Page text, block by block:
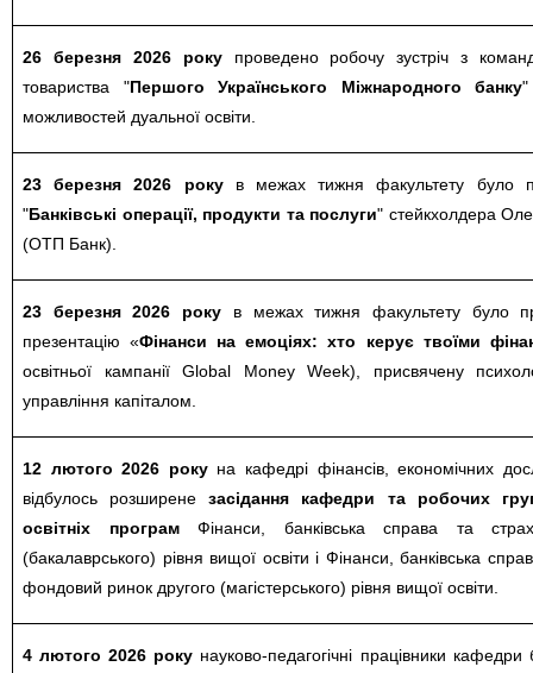
26 березня 2026 рокупроведено робочу зустріч з
товариства "Першого Українського Міжнародного банку"
можливостей дуальної освіти.
23 березня 2026 рокув межах тижня факультету було
"Банківські операції, продукти та послуги" стейкхолдера
(ОТП Банк).
23 березня 2026 року в межах тижня факультету було
презентацію «Фінанси на емоціях: хто керує твоїми
освітньої кампанії Global Money Week), присвячену
управління капіталом.
12 лютого 2026 рокуна кафедрі фінансів, економічних
відбулось розширенезасідання кафедри та робочих
освітніх програмФінанси, банківська справа та
(бакалаврського) рівня вищої освіти і Фінанси, банківська
фондовий ринок другого (магістерського) рівня вищої освіти.
4 лютого 2026 року науково-педагогічні працівники